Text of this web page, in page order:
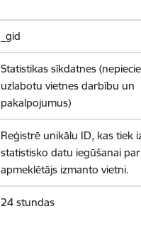
_gid
Statistikas sīkdatnes
uzlabotu vietnes darbību un
pakalpojumus)
Reģistrē unikālu ID, kas tiek
statistisko datu iegūšanai
apmeklētājs izmanto vietni.
24 stundas